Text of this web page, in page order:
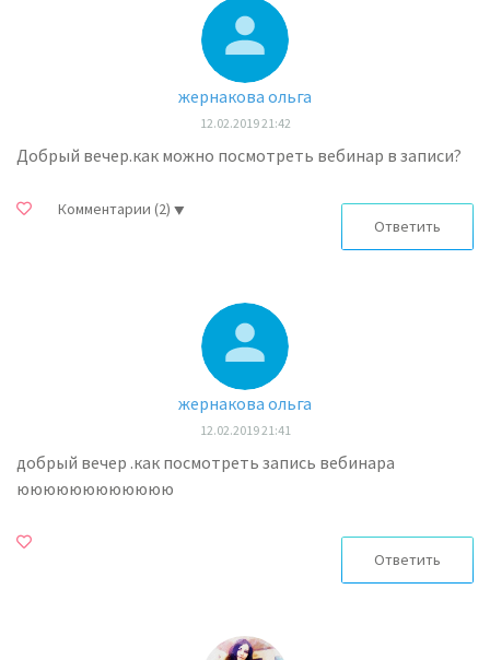
жернакова ольга
12.02.2019 21:42
Добрый вечер.как можно посмотреть вебинар в записи?
Комментарии (2)
Ответить
жернакова ольга
12.02.2019 21:41
добрый вечер .как посмотреть запись вебинара
юююююююююююю
Ответить